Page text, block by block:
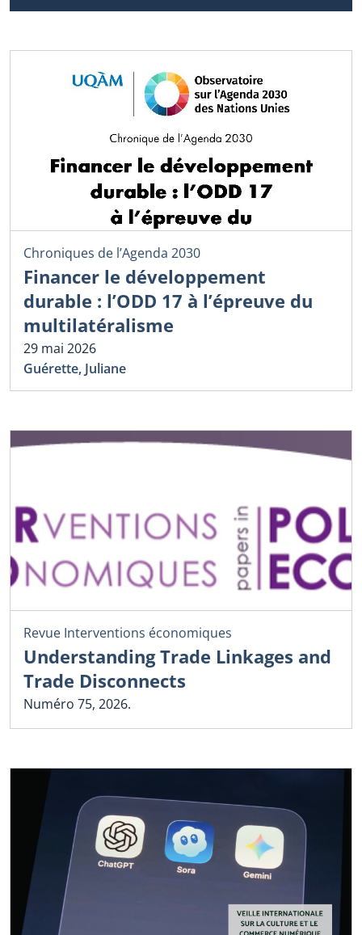
Chroniques de l’Agenda 2030
Financer le développement
durable : l’ODD 17 à l’épreuve du
multilatéralisme
29 mai 2026
Guérette, Juliane
Revue Interventions économiques
Understanding Trade Linkages and
Trade Disconnects
Numéro 75, 2026.